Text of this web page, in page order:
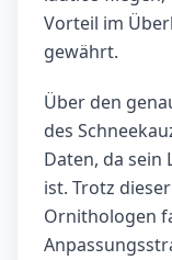
Vorteil im
gewährt.
Über den
des
Daten, da sein
ist. Trotz
Ornithologen